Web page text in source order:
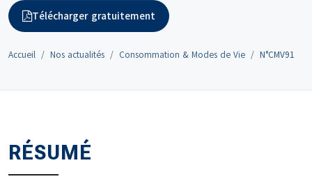
Télécharger gratuitement
Accueil Nos actualités Consommation & Modes de Vie N°CMV91
RÉSUMÉ